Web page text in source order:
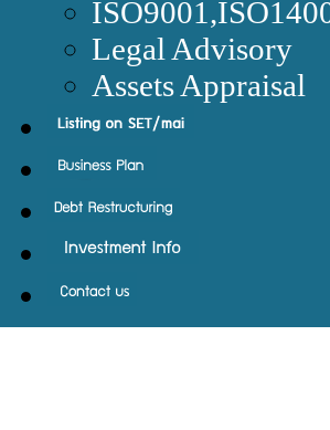
Legal Advisory
Assets Appraisal